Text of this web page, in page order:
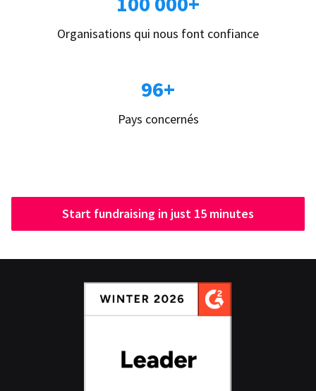
Organisations qui nous font confiance
96+
Pays concernés
Start fundraising in just 15 minutes